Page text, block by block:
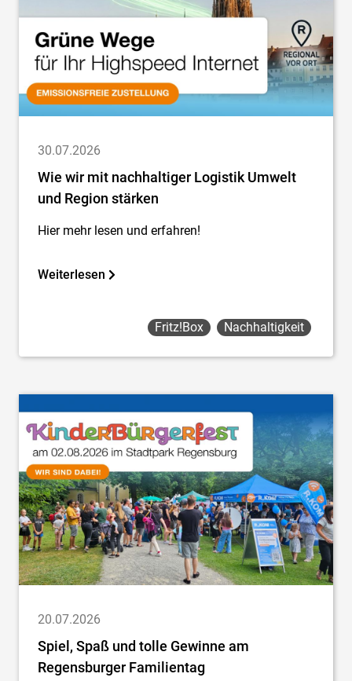
30.07.2026
Wie wir mit nachhaltiger Logistik Umwelt
und Region stärken
Hier mehr lesen und erfahren!
Weiterlesen
Fritz!box Nachhaltigkeit
20.07.2026
Spiel, Spaß und tolle Gewinne am
Regensburger Familientag